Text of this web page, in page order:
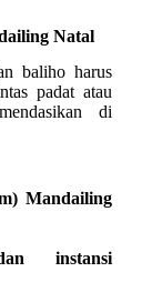
Natal
baliho harus
padat atau
di
Mandailing
instansi